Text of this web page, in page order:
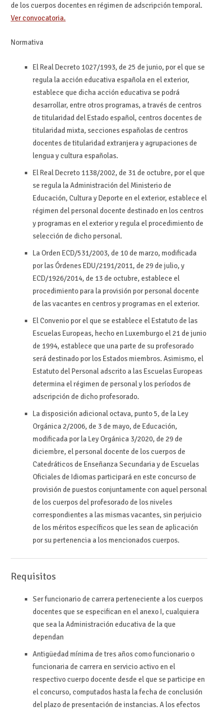
de los cuerpos docentes en régimen de adscripción temporal.
Ver convocatoria.
Normativa
El Real Decreto 1027/1993, de 25 de junio, por el que se
regula la acción educativa española en el exterior,
establece que dicha acción educativa se podrá
desarrollar, entre otros programas, a través de centros
de titularidad del Estado español, centros docentes de
titularidad mixta, secciones españolas de centros
docentes de titularidad extranjera y agrupaciones de
lengua y cultura españolas.
El Real Decreto 1138/2002, de 31 de octubre, por el que
se regula la Administración del Ministerio de
Educación, Cultura y Deporte en el exterior, establece el
régimen del personal docente destinado en los centros
y programas en el exterior y regula el procedimiento de
selección de dicho personal.
La Orden ECD/531/2003, de 10 de marzo, modificada
por las Órdenes EDU/2191/2011, de 29 de julio, y
ECD/1926/2014, de 13 de octubre, establece el
procedimiento para la provisión por personal docente
de las vacantes en centros y programas en el exterior.
El Convenio por el que se establece el Estatuto de las
Escuelas Europeas, hecho en Luxemburgo el 21 de junio
de 1994, establece que una parte de su profesorado
será destinado por los Estados miembros. Asimismo, el
Estatuto del Personal adscrito a las Escuelas Europeas
determina el régimen de personal y los períodos de
adscripción de dicho profesorado.
La disposición adicional octava, punto 5, de la Ley
Orgánica 2/2006, de 3 de mayo, de Educación,
modificada por la Ley Orgánica 3/2020, de 29 de
diciembre, el personal docente de los cuerpos de
Catedráticos de Enseñanza Secundaria y de Escuelas
Oficiales de Idiomas participará en este concurso de
provisión de puestos conjuntamente con aquel personal
de los cuerpos del profesorado de los niveles
correspondientes a las mismas vacantes, sin perjuicio
de los méritos específicos que les sean de aplicación
por su pertenencia a los mencionados cuerpos.
Requisitos
Ser funcionario de carrera perteneciente a los cuerpos
docentes que se especifican en el anexo I, cualquiera
que sea la Administración educativa de la que
dependan
Antigüedad mínima de tres años como funcionario o
funcionaria de carrera en servicio activo en el
respectivo cuerpo docente desde el que se participe en
el concurso, computados hasta la fecha de conclusión
del plazo de presentación de instancias. A los efectos